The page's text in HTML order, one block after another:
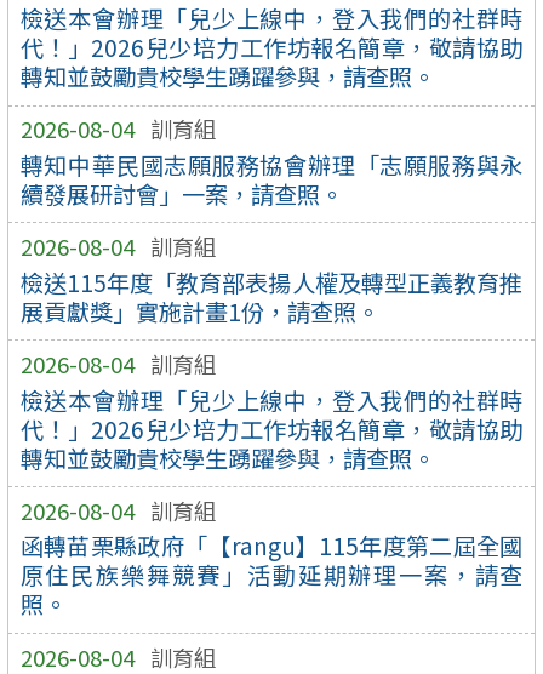
檢送本會辦理「兒少上線中，登入我們的社群時
代！」2026兒少培力工作坊報名簡章，敬請協助
轉知並鼓勵貴校學生踴躍參與，請查照。
2026-08-04 訓育組
轉知中華民國志願服務協會辦理「志願服務與永
續發展研討會」一案，請查照。
2026-08-04 訓育組
檢送115年度「教育部表揚人權及轉型正義教育推
展貢獻獎」實施計畫1份，請查照。
2026-08-04 訓育組
檢送本會辦理「兒少上線中，登入我們的社群時
代！」2026兒少培力工作坊報名簡章，敬請協助
轉知並鼓勵貴校學生踴躍參與，請查照。
2026-08-04 訓育組
函轉苗栗縣政府「【rangu】115年度第二屆全國
原住民族樂舞競賽」活動延期辦理一案，請查
照。
2026-08-04 訓育組